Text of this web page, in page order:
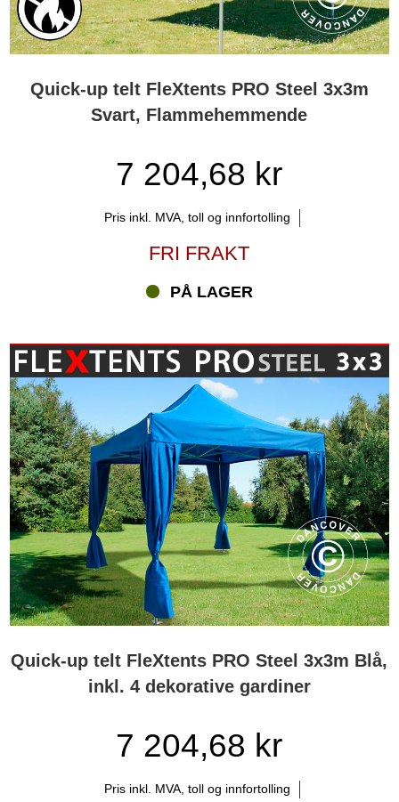
Quick-up telt FleXtents PRO Steel 3x3m
Svart, Flammehemmende
7 204,68 kr
Pris inkl. MVA, toll og innfortolling
FRI FRAKT
PÅ LAGER
Quick-up telt FleXtents PRO Steel 3x3m Blå,
inkl. 4 dekorative gardiner
7 204,68 kr
Pris inkl. MVA, toll og innfortolling